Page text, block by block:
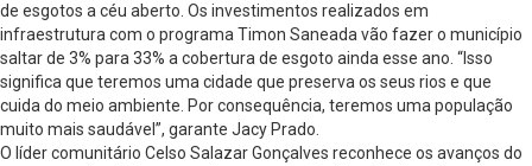
de esgotos a céu aberto. Os investimentos realizados em
infraestrutura com o programa Timon Saneada vão fazer o município
saltar de 3% para 33% a cobertura de esgoto ainda esse ano. “Isso
significa que teremos uma cidade que preserva os seus rios e que
cuida do meio ambiente. Por consequência, teremos uma população
muito mais saudável”, garante Jacy Prado.
O líder comunitário Celso Salazar Gonçalves reconhece os avanços do